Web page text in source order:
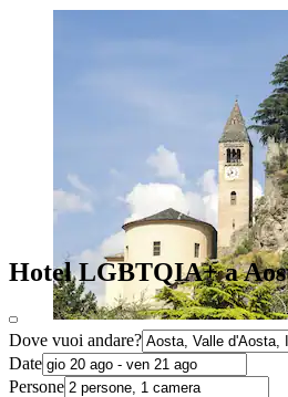
Hotel LGBTQIA+ a
Dove vuoi andare?
Date
Persone